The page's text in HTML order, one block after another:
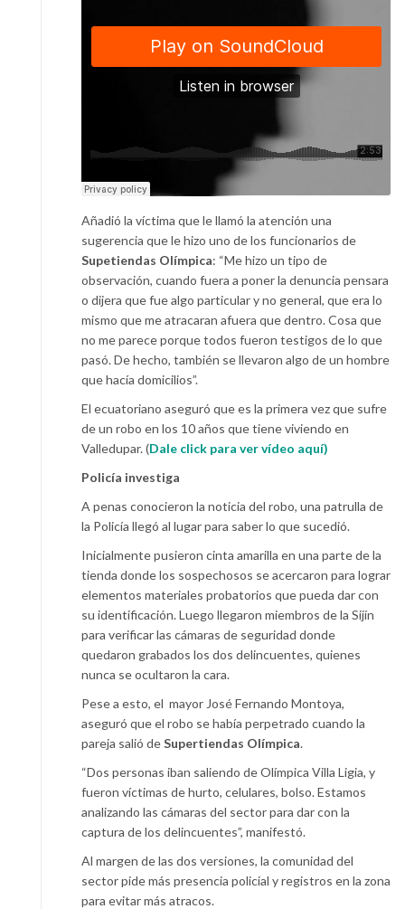
Añadió la víctima que le llamó la atención una
sugerencia que le hizo uno de los funcionarios de
Supetiendas Olímpica: “Me hizo un tipo de
observación, cuando fuera a poner la denuncia pensara
o dijera que fue algo particular y no general, que era lo
mismo que me atracaran afuera que dentro. Cosa que
no me parece porque todos fueron testigos de lo que
pasó. De hecho, también se llevaron algo de un hombre
que hacía domicilios”.
El ecuatoriano aseguró que es la primera vez que sufre
de un robo en los 10 años que tiene viviendo en
Valledupar. (Dale click para ver vídeo aquí)
Policía investiga
A penas conocieron la noticia del robo, una patrulla de
la Policía llegó al lugar para saber lo que sucedió.
Inicialmente pusieron cinta amarilla en una parte de la
tienda donde los sospechosos se acercaron para lograr
elementos materiales probatorios que pueda dar con
su identificación. Luego llegaron miembros de la Sijín
para verificar las cámaras de seguridad donde
quedaron grabados los dos delincuentes, quienes
nunca se ocultaron la cara.
Pese a esto, el mayor José Fernando Montoya,
aseguró que el robo se había perpetrado cuando la
pareja salió deSupertiendas Olímpica.
“Dos personas iban saliendo de Olímpica Villa Ligia, y
fueron víctimas de hurto, celulares, bolso. Estamos
analizando las cámaras del sector para dar con la
captura de los delincuentes”, manifestó.
Al margen de las dos versiones, la comunidad del
sector pide más presencia policial y registros en la zona
para evitar más atracos.